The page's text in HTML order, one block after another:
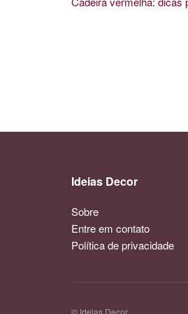
Ideias Decor
Sobre
Entre em contato
Política de privacidade
© Ideias Decor